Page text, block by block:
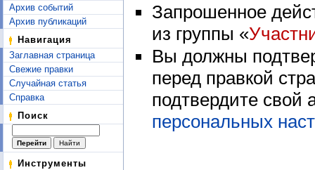
Архив событий
Архив публикаций
Навигация
Заглавная страница
Свежие правки
Случайная статья
Справка
Поиск
Инструменты
Запрошенное
из группы «
Вы должны
перед правкой
подтвердите свой
персональных